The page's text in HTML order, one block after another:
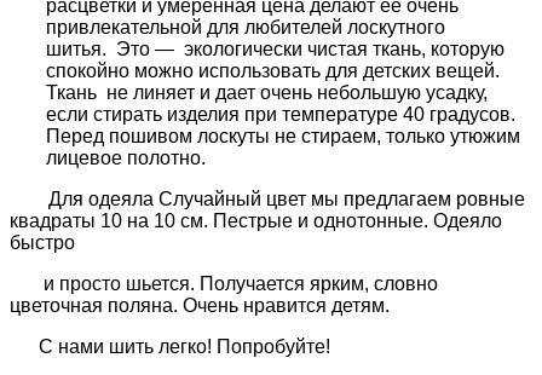
расцветки и умеренная цена делают ее очень
привлекательной для любителей лоскутного
шитья. Это — экологически чистая ткань, которую
спокойно можно использовать для детских вещей.
Ткань не линяет и дает очень небольшую усадку,
если стирать изделия при температуре 40 градусов.
Перед пошивом лоскуты не стираем, только утюжим
лицевое полотно.
Для одеяла Случайный цвет мы предлагаем ровные
квадраты 10 на 10 см. Пестрые и однотонные. Одеяло
быстро
и просто шьется. Получается ярким, словно
цветочная поляна. Очень нравится детям.
С нами шить легко! Попробуйте!